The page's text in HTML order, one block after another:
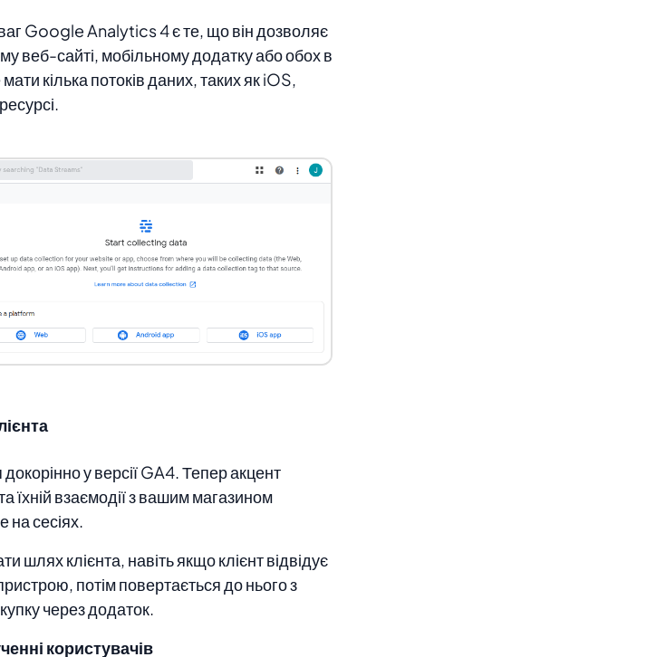
Google Analytics 4 є те, що він дозволяє
веб-сайті, мобільному додатку або обох в
кілька потоків даних, таких як iOS,
у версії GA4. Тепер акцент
їхній взаємодії з вашим магазином
на сесіях.
шлях клієнта, навіть якщо клієнт відвідує
потім повертається до нього з
через додаток.
користувачів